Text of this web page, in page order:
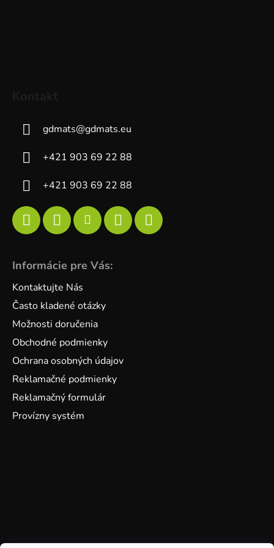
gdmats@gdmats.eu
+421 903 69 22 88
+421 903 69 22 88
Informácie pre Vás:
Kontaktujte Nás
Často kladené otázky
Možnosti doručenia
Obchodné podmienky
Ochrana osobných údajov
Reklamačné podmienky
Reklamačný formulár
Provízny systém